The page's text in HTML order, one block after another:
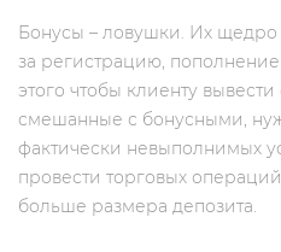
Бонусы – ловушки. Их щедро
за регистрацию, пополнение
этого чтобы клиенту
смешанные с бонусными,
фактически невыполнимых
провести торговых
больше размера депозита.